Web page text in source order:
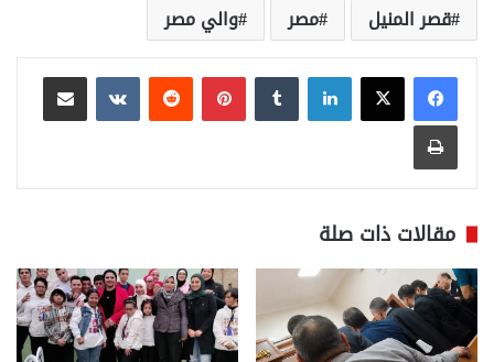
قصر المنيل
مصر والي مصر
لينكدإن بينتيريست
مشاركة عبر البريد
طباعة
مقالات ذات صلة